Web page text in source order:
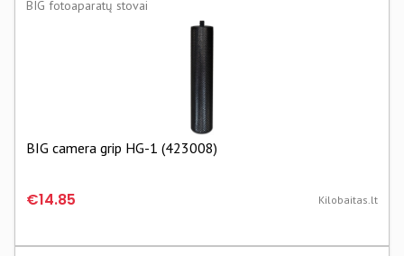
BIG fotoaparatų stovai
BIG camera grip HG-1 (423008)
€14.85 Kilobaitas.lt